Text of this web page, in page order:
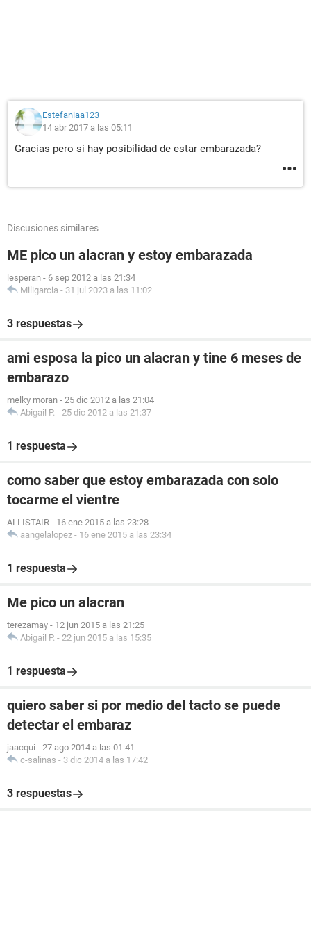
Estefaniaa123
14 abr 2017 a las 05:11
Gracias pero si hay posibilidad de estar embarazada?
Discusiones similares
ME pico un alacran y estoy embarazada
lesperan - 6 sep 2012 a las 21:34
Miligarcia - 31 jul 2023 a las 11:02
3 respuestas
ami esposa la pico un alacran y tine 6 meses de
embarazo
melky moran - 25 dic 2012 a las 21:04
Abigail P. - 25 dic 2012 a las 21:37
1 respuesta
como saber que estoy embarazada con solo
tocarme el vientre
ALLISTAIR - 16 ene 2015 a las 23:28
aangelalopez - 16 ene 2015 a las 23:34
1 respuesta
Me pico un alacran
terezamay - 12 jun 2015 a las 21:25
Abigail P. - 22 jun 2015 a las 15:35
1 respuesta
quiero saber si por medio del tacto se puede
detectar el embaraz
jaacqui - 27 ago 2014 a las 01:41
c-salinas - 3 dic 2014 a las 17:42
3 respuestas